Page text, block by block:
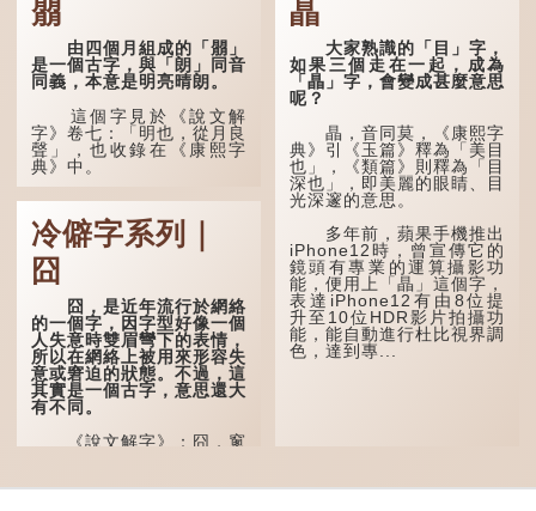
朤
由四個月組成的「朤」
是一個古字，與「朗」同音
同義，本意是明亮晴朗。
這個字見於《說文解
字》卷七：「明也，從月良
聲」，也收錄在《康熙字
典》中。
這個字，用法頗多。
「朤朤乾坤，捨我其
誰。」乾坤是《周易》中的
兩個卦名，這裏指天地、宇
宙等，形容政治清明，天下
太平！
「天空朤朤，任鳥兒高
飛。」也是指天清氣明，鳥
兒可高飛。
「朤朤脆脆」就是形容
辦事爽快乾脆。我們熟...
冷僻字系列｜
囧
囧，是近年流行於網絡
的一個字，因字型好像一個
人失意時雙眉彎下的表情，
所以在網絡上被用來形容失
意或窘迫的狀態。不過，這
其實是一個古字，意思還大
有不同。
《說文解字》：囧，窻
一樣都是「窗」的象形字。
瞐
大家熟識的「目」字，
如果三個走在一起，成為
「瞐」字，會變成甚麼意思
呢？
瞐，音同莫，《康熙字
典》引《玉篇》釋為「美目
也」，《類篇》則釋為「目
深也」，即美麗的眼睛、目
光深邃的意思。
多年前，蘋果手機推出
iPhone12時，曾宣傳它的
鏡頭有專業的運算攝影功
能，便用上「瞐」這個字，
表達iPhone12有由8位提
升至10位HDR影片拍攝功
能，能自動進行杜比視界調
色，達到專...